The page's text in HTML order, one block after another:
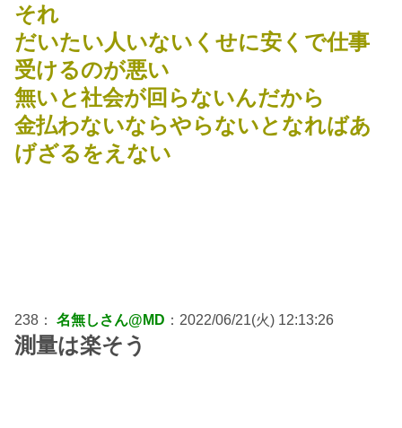
それ
だいたい人いないくせに安くで仕事
受けるのが悪い
無いと社会が回らないんだから
金払わないならやらないとなればあ
げざるをえない
238： 名無しさん@MD ：2022/06/21(火) 12:13:26
測量は楽そう